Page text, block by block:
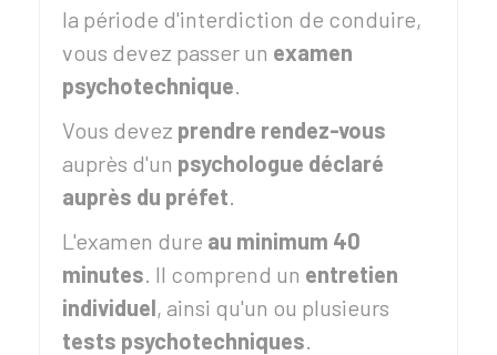
la période d'interdiction de conduire,
vous devez passer un examen
psychotechnique.
Vous devez prendre rendez-vous
auprès d'un psychologue déclaré
auprès du préfet.
L'examen dure au minimum 40
minutes. Il comprend un entretien
individuel, ainsi qu'un ou plusieurs
tests psychotechniques.